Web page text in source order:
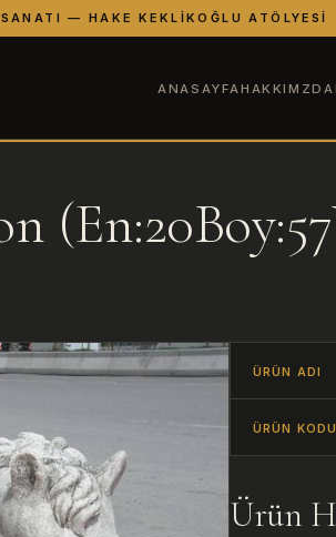
— HAKE KEKLIKOĞLU ATÖLYESI
ANASAYFAHAKKIMZDA
ÜRÜN ADI
ÜRÜN KODU
Ürün